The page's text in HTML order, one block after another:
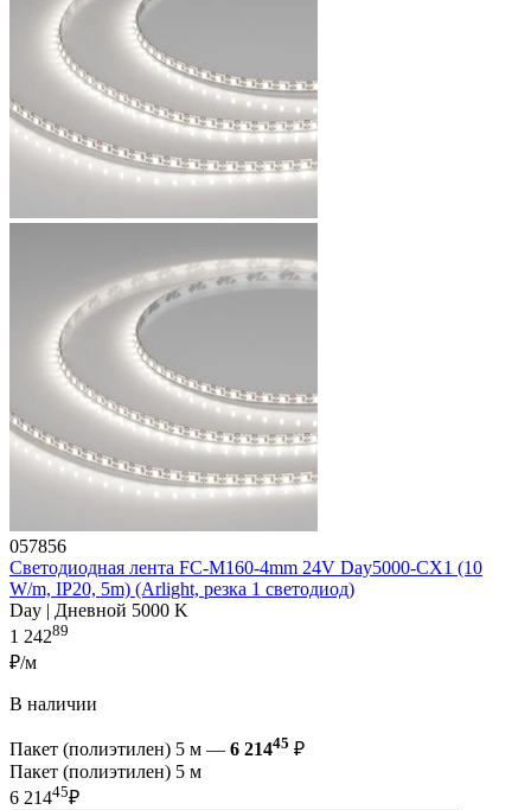
057856
Светодиодная лента FC-M160-4mm 24V Day5000-CX1 (10
W/m, IP20, 5m) (Arlight, резка 1 светодиод)
Day | Дневной 5000 K
1 24289
₽/м
В наличии
Пакет (полиэтилен) 5 м — 6 21445 ₽
Пакет (полиэтилен) 5 м
6 21445₽